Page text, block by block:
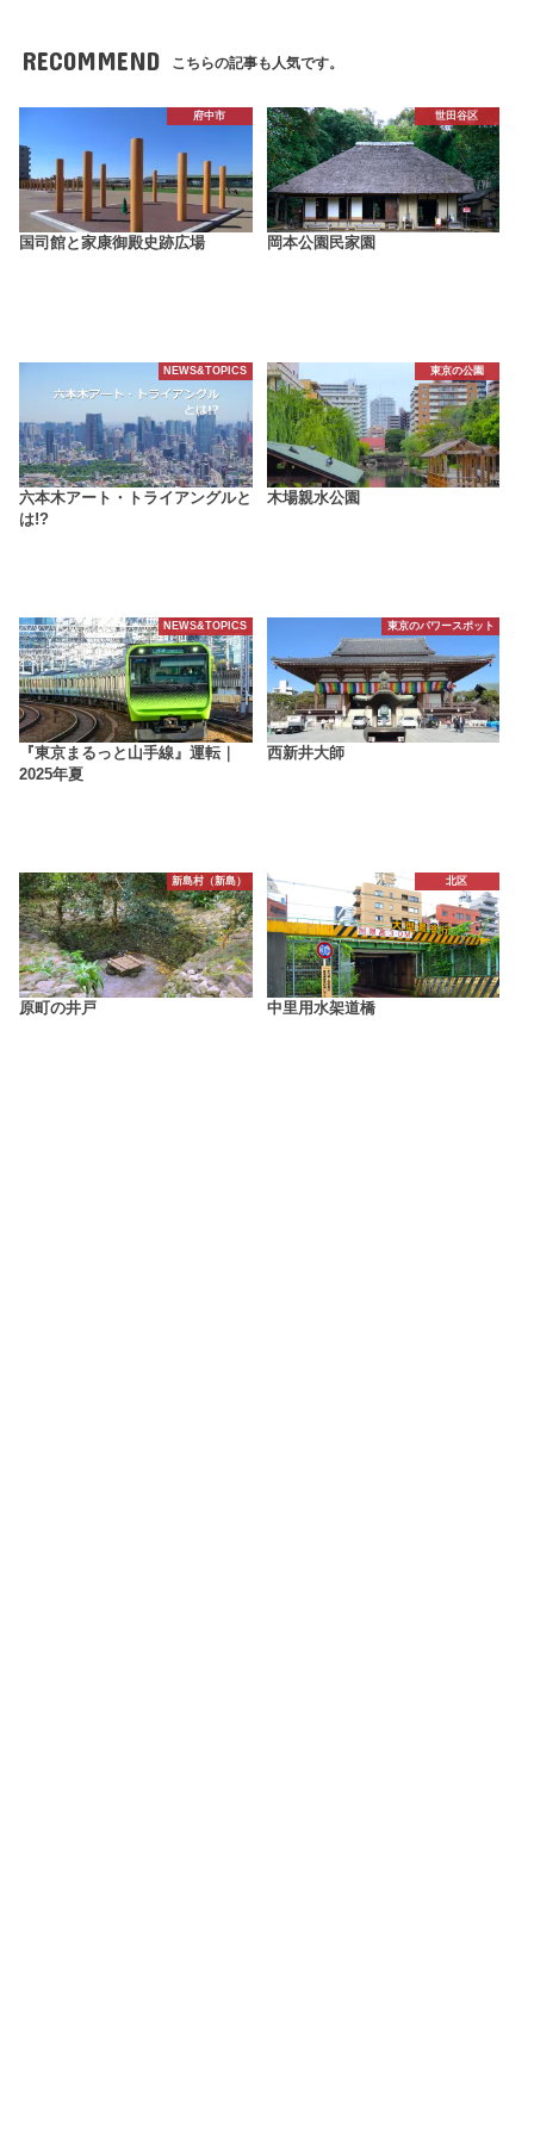
RECOMMEND こちらの記事も人気です。
府中市
国司館と家康御殿史跡広場
世田谷区
岡本公園民家園
NEWS&TOPICS
六本木アート・トライアングルと
は!?
東京の公園
木場親水公園
NEWS&TOPICS
『東京まるっと山手線』運転｜
2025年夏
東京のパワースポット
西新井大師
新島村（新島）
原町の井戸
北区
中里用水架道橋